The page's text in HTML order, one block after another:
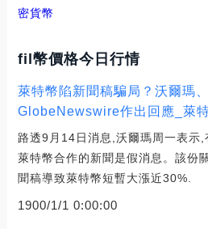
密貨幣
fil幣價格今日行情
萊特幣陷新聞稿騙局？沃爾瑪
GlobeNewswire作出回應_萊
路透9月14日消息,沃爾瑪周一表示
萊特幣合作的新聞是假消息。該份
聞稿導致萊特幣短暫大漲近30%.
1900/1/1 0:00:00